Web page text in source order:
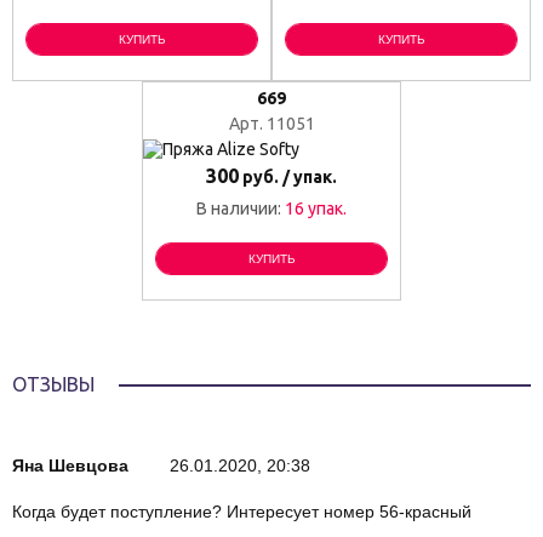
КУПИТЬ КУПИТЬ
669
Арт. 11051
300 руб. / упак.
В наличии: 16 упак.
КУПИТЬ
ОТЗЫВЫ
Яна Шевцова 26.01.2020, 20:38
Когда будет поступление? Интересует номер 56-красный